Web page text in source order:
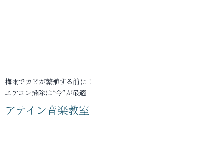
梅雨でカビが繁殖する前に！
エアコン掃除は“今”が最適
アテイン音楽教室